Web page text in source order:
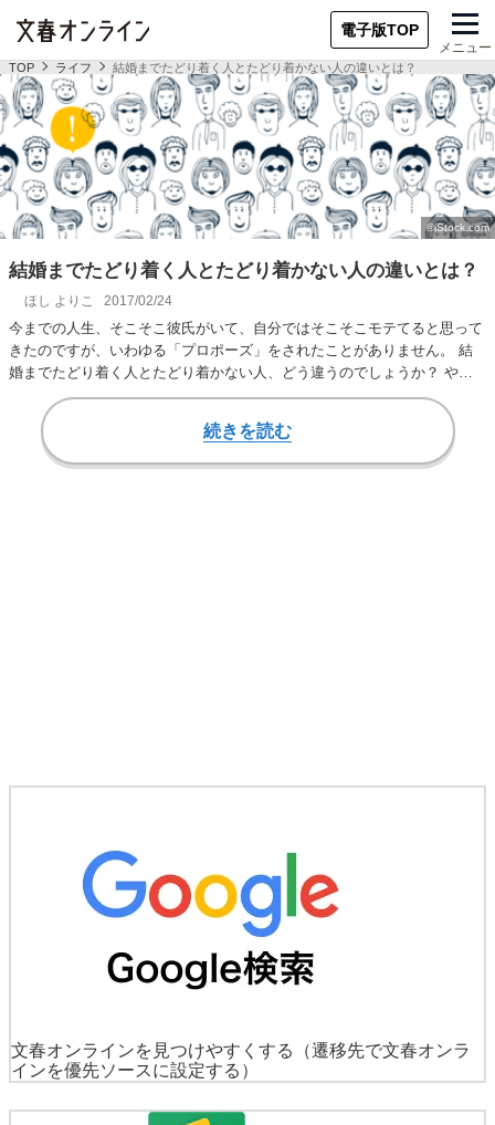
電子版TOP
メニュー
TOP ライフ 結婚までたどり着く人とたどり着かない人の違いとは？
結婚までたどり着く人とたどり着かない人の違いとは？
ほし よりこ 2017/02/24
今までの人生、そこそこ彼氏がいて、自分ではそこそこモテてると思って
きたのですが、いわゆる「プロポーズ」をされたことがありません。 結
婚までたどり着く人とたどり着かない人、どう違うのでしょうか？ やは
りたどり着く人の…
続きを読む
文春オンラインを見つけやすくする
（遷移先で文春オンラ
インを優先ソースに設定する）